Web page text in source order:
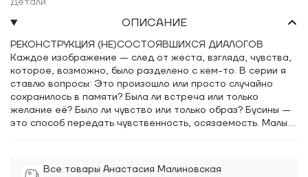
Все товары Анастасия Малиновская
ОПИСАНИЕ
РЕКОНСТРУКЦИЯ (НЕ)СОСТОЯВШИХСЯ ДИАЛОГОВ
Каждое изображение — след от жеста, взгляда, чувства,
которое, возможно, было разделено с кем-то. В серии я
ставлю вопросы: Это произошло или просто случайно
сохранилось в памяти? Была ли встреча или только
желание её? Было ли чувство или только образ? Бусины —
это способ передать чувственность, осязаемость. Малый